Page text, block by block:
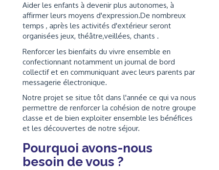
Aider les enfants à devenir plus autonomes, à
affirmer leurs moyens d'expression.De nombreux
temps , après les activités d'extérieur seront
organisées jeux, théâtre,veillées, chants .
Renforcer les bienfaits du vivre ensemble en
confectionnant notamment un journal de bord
collectif et en communiquant avec leurs parents par
messagerie électronique.
Notre projet se situe tôt dans l'année ce qui va nous
permettre de renforcer la cohésion de notre groupe
classe et de bien exploiter ensemble les bénéfices
et les découvertes de notre séjour.
Pourquoi avons-nous
besoin de vous ?